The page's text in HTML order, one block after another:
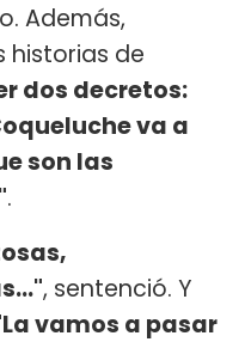
Además,
historias de
dos decretos:
va a
son las
.
, sentenció. Y
vamos a pasar